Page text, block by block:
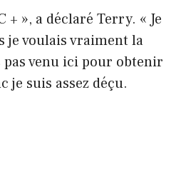
+ », a déclaré Terry. « Je
je voulais vraiment la
venu ici pour obtenir
je suis assez déçu.